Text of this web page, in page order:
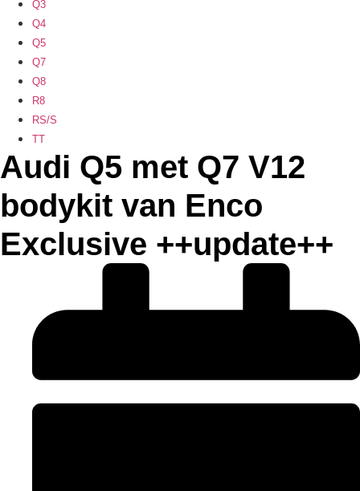
Q3
Q4
Q5
Q7
Q8
R8
RS/S
TT
Audi Q5 met Q7 V12
bodykit van Enco
Exclusive ++update++